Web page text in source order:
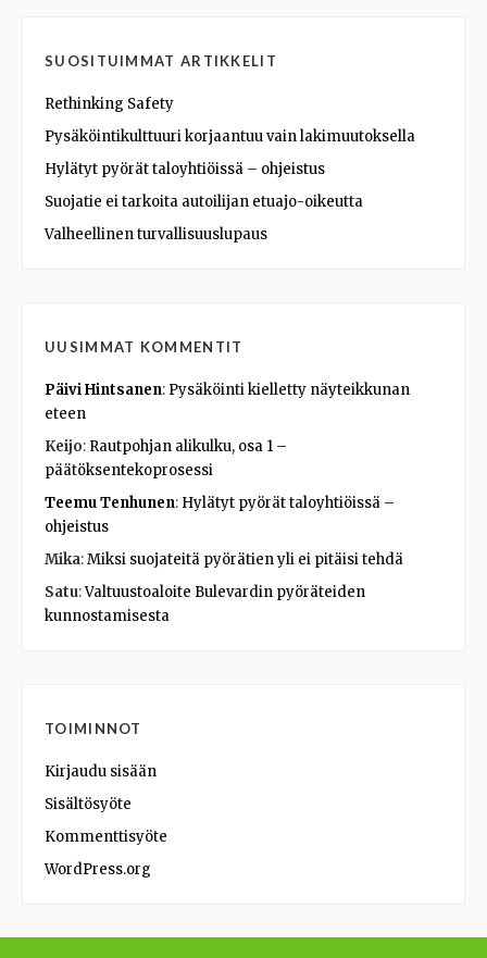
SUOSITUIMMAT ARTIKKELIT
Rethinking Safety
Pysäköintikulttuuri korjaantuu vain lakimuutoksella
Hylätyt pyörät taloyhtiöissä – ohjeistus
Suojatie ei tarkoita autoilijan etuajo-oikeutta
Valheellinen turvallisuuslupaus
UUSIMMAT KOMMENTIT
Päivi Hintsanen: Pysäköinti kielletty näyteikkunan
eteen
Keijo: Rautpohjan alikulku, osa 1 –
päätöksentekoprosessi
Teemu Tenhunen: Hylätyt pyörät taloyhtiöissä –
ohjeistus
Mika:Miksi suojateitä pyörätien yli ei pitäisi tehdä
Satu:Valtuustoaloite Bulevardin pyöräteiden
kunnostamisesta
TOIMINNOT
Kirjaudu sisään
Sisältösyöte
Kommenttisyöte
WordPress.org